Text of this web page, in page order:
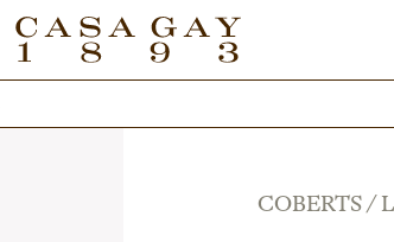
COBERTS/